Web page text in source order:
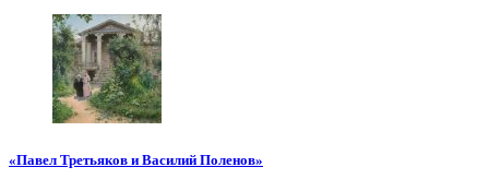
«Павел Третьяков и Василий Поленов»